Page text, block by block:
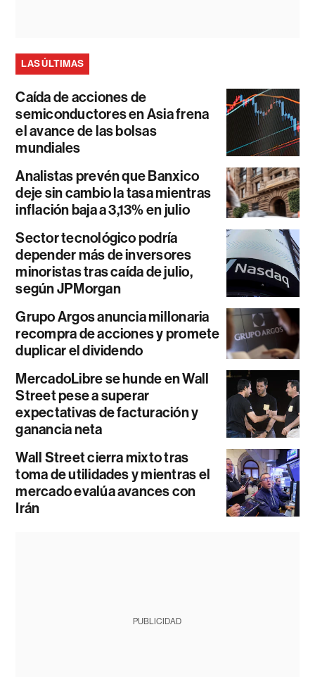
LAS ÚLTIMAS
Caída de acciones de
semiconductores en Asia frena
el avance de las bolsas
mundiales
Analistas prevén que Banxico
deje sin cambio la tasa mientras
inflación baja a 3,13% en julio
Sector tecnológico podría
depender más de inversores
minoristas tras caída de julio,
según JPMorgan
Grupo Argos anuncia millonaria
recompra de acciones y promete
duplicar el dividendo
MercadoLibre se hunde en Wall
Street pese a superar
expectativas de facturación y
ganancia neta
Wall Street cierra mixto tras
toma de utilidades y mientras el
mercado evalúa avances con
Irán
PUBLICIDAD